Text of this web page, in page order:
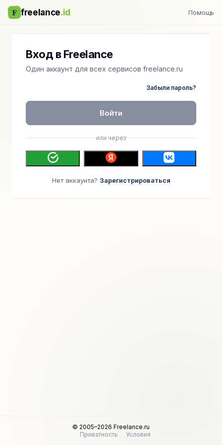
F freelance.id Помощь
Вход в Freelance
Один аккаунт для всех сервисов freelance.ru
Забыли пароль?
Войти
или через
Нет аккаунта? Зарегистрироваться
© 2005–2026 Freelance.ru
Приватность
Условия